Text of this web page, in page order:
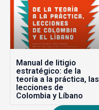
Manual de litigio
estratégico: de la
teoría a la práctica, las
lecciones de
Colombia y Líbano